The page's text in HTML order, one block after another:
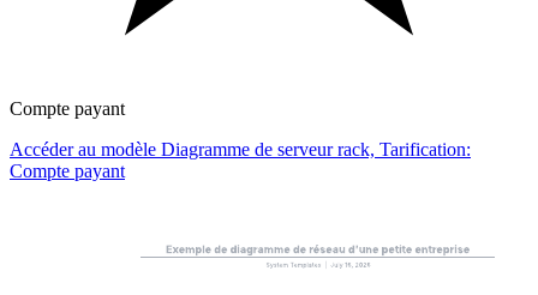
Compte payant
Accéder au modèle Diagramme de serveur rack, Tarification:
Compte payant